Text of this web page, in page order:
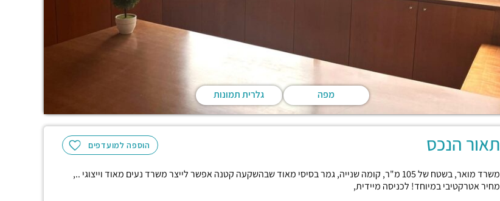
מפה גלרית תמונות
הוספה למועדפים תאור הנכס
משרד מואר, בשטח של 105 מ"ר, קומה שנייה, גמר בסיסי מאוד שבהשקעה קטנה אפשר לייצר משרד נעים מאוד וייצוגי ..,
מחיר אטרקטיבי במיוחד! לכניסה מיידית,